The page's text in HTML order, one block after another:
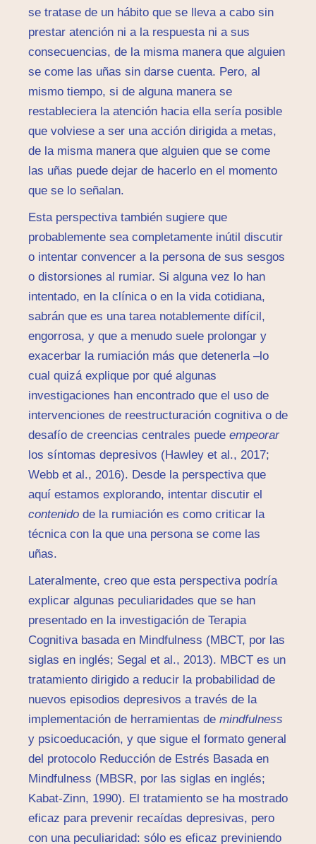
se tratase de un hábito que se lleva a cabo sin
prestar atención ni a la respuesta ni a sus
consecuencias, de la misma manera que alguien
se come las uñas sin darse cuenta. Pero, al
mismo tiempo, si de alguna manera se
restableciera la atención hacia ella sería posible
que volviese a ser una acción dirigida a metas,
de la misma manera que alguien que se come
las uñas puede dejar de hacerlo en el momento
que se lo señalan.
Esta perspectiva también sugiere que
probablemente sea completamente inútil discutir
o intentar convencer a la persona de sus sesgos
o distorsiones al rumiar. Si alguna vez lo han
intentado, en la clínica o en la vida cotidiana,
sabrán que es una tarea notablemente difícil,
engorrosa, y que a menudo suele prolongar y
exacerbar la rumiación más que detenerla –lo
cual quizá explique por qué algunas
investigaciones han encontrado que el uso de
intervenciones de reestructuración cognitiva o de
desafío de creencias centrales puede empeorar
los síntomas depresivos (Hawley et al., 2017;
Webb et al., 2016). Desde la perspectiva que
aquí estamos explorando, intentar discutir el
contenido de la rumiación es como criticar la
técnica con la que una persona se come las
uñas.
Lateralmente, creo que esta perspectiva podría
explicar algunas peculiaridades que se han
presentado en la investigación de Terapia
Cognitiva basada en Mindfulness (MBCT, por las
siglas en inglés; Segal et al., 2013). MBCT es un
tratamiento dirigido a reducir la probabilidad de
nuevos episodios depresivos a través de la
implementación de herramientas de mindfulness
y psicoeducación, y que sigue el formato general
del protocolo Reducción de Estrés Basada en
Mindfulness (MBSR, por las siglas en inglés;
Kabat-Zinn, 1990). El tratamiento se ha mostrado
eficaz para prevenir recaídas depresivas, pero
con una peculiaridad: sólo es eficaz previniendo